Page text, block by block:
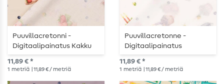
Puuvillacretonni -
Digitaalipainatus Kakku
Harmaa
11,89 € *
1 metriä | 11,89 € / metriä
Puuvillacretonne -
Digitaalipainatus
Kakkuset Valkoinen
11,89 € *
1 metriä | 11,89 € / metriä